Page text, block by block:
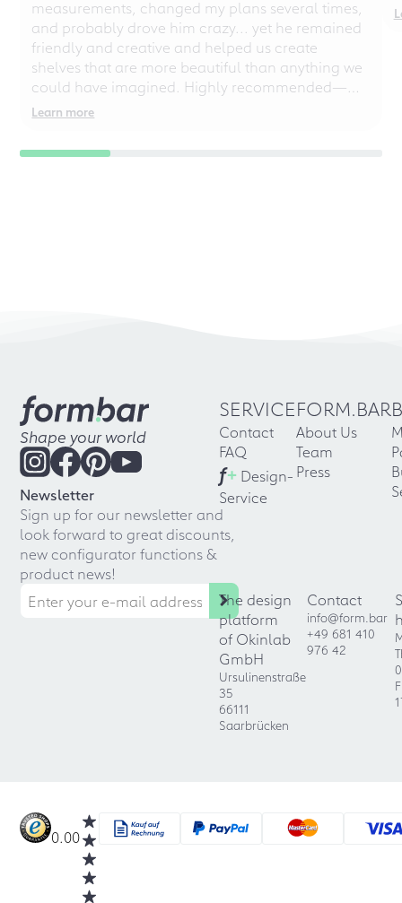
measurements, changed my plans several times,
and probably drove him crazy... yet he remained
friendly and creative and helped us create
shelves that are more beautiful than anything we
could have imagined. Highly recommended—
even for chaotic perfectionists!
Learn more
Shape your world
Newsletter
Sign up for our newsletter and
look forward to great discounts,
new configurator functions &
product news!
SERVICE
Contact
FAQ
f+ Design-
Service
FORM.BAR
About Us
Team
Press
The design
platform
of Okinlab
GmbH
Ursulinenstraße
35
66111
Saarbrücken
Contact
info@form.bar
+49 681 410
976 42
0.00